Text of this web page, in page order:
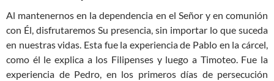
Al mantenernos en la dependencia en el Señor y en comunión
con Él, disfrutaremos Su presencia, sin importar lo que suceda
en nuestras vidas. Esta fue la experiencia de Pablo en la cárcel,
como él le explica a los Filipenses y luego a Timoteo. Fue la
experiencia de Pedro, en los primeros días de persecución